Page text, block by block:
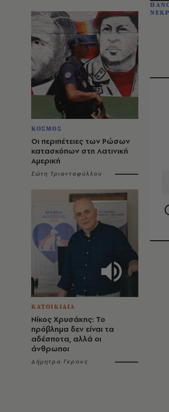
ΚΟΣΜΟΣ
Οι περιπέτειες των Ρώσων
κατασκόπων στη Λατινική
Αμερική
Σώτη Τριανταφύλλου
ΚΑΤΟΙΚΙΔΙΑ
Νίκος Χρυσάκης: Το
πρόβλημα δεν είναι τα
αδέσποτα, αλλά οι
άνθρωποι
Δήμητρα Γκρους